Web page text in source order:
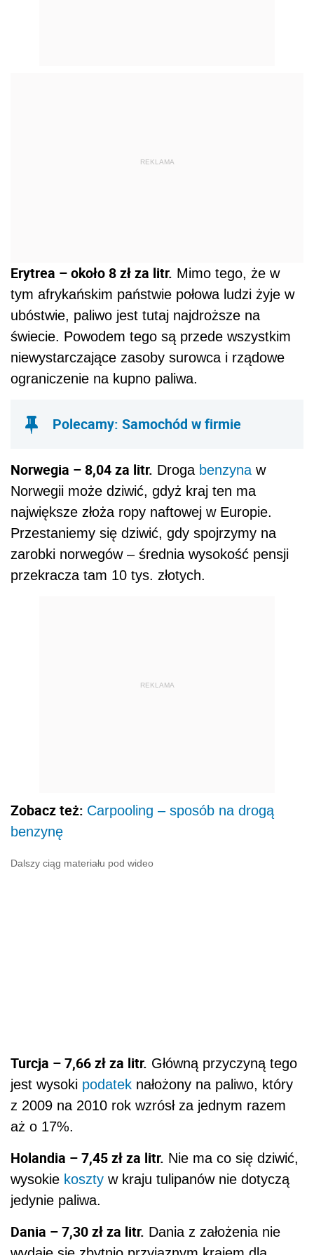
REKLAMA
Erytrea – około 8 zł za litr. Mimo tego, że w
tym afrykańskim państwie połowa ludzi żyje w
ubóstwie, paliwo jest tutaj najdroższe na
świecie. Powodem tego są przede wszystkim
niewystarczające zasoby surowca i rządowe
ograniczenie na kupno paliwa.
Polecamy: Samochód w firmie
Norwegia – 8,04 za litr. Droga benzyna w
Norwegii może dziwić, gdyż kraj ten ma
największe złoża ropy naftowej w Europie.
Przestaniemy się dziwić, gdy spojrzymy na
zarobki norwegów – średnia wysokość pensji
przekracza tam 10 tys. złotych.
REKLAMA
Zobacz też: Carpooling – sposób na drogą
benzynę
Dalszy ciąg materiału pod wideo
Turcja – 7,66 zł za litr. Główną przyczyną tego
jest wysoki podatek nałożony na paliwo, który
z 2009 na 2010 rok wzrósł za jednym razem
aż o 17%.
Holandia – 7,45 zł za litr. Nie ma co się dziwić,
wysokie koszty w kraju tulipanów nie dotyczą
jedynie paliwa.
Dania – 7,30 zł za litr. Dania z założenia nie